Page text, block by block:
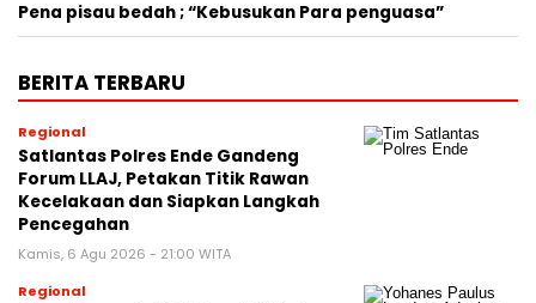
Pena pisau bedah ; “Kebusukan Para penguasa”
BERITA TERBARU
Regional
Satlantas Polres Ende Gandeng
Forum LLAJ, Petakan Titik Rawan
Kecelakaan dan Siapkan Langkah
Pencegahan
Kamis, 6 Agu 2026 - 21:00 WITA
Regional